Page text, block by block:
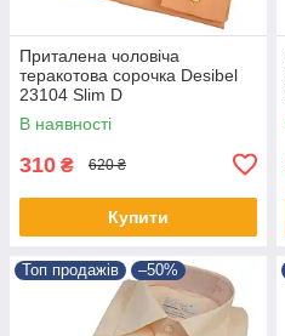
Приталена чоловіча
теракотова сорочка Desibel
23104 Slim D
В наявності
310 ₴ 620 ₴
Купити
Топ продажів –50%